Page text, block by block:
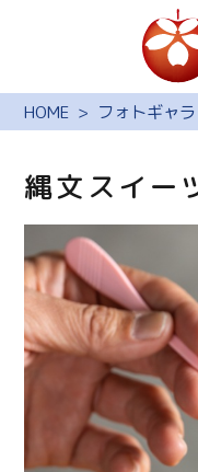
HOME フォトギャ
縄文スイー